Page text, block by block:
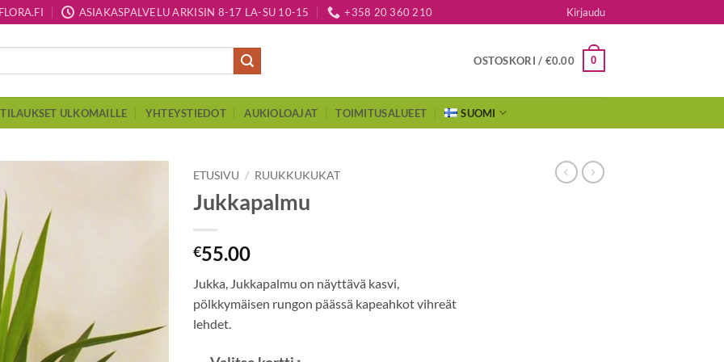
ASIAKASPALVELU ARKISIN 8-17 LA-SU 10-15 +358 20 360 210 Kirjaudu
OSTOSKORI / €0.00 0
TILAUKSET ULKOMAILLE YHTEYSTIEDOT AUKIOLOAJAT TOIMITUSALUEET SUOMI
ETUSIVU / RUUKKUKUKAT
Jukkapalmu
€55.00
Jukka, Jukkapalmu on näyttävä kasvi,
pölkkymäisen rungon päässä kapeahkot vihreät
lehdet.